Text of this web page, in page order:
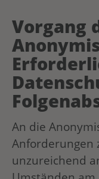
Vorgang
An die
Anforderungen
unzureichend